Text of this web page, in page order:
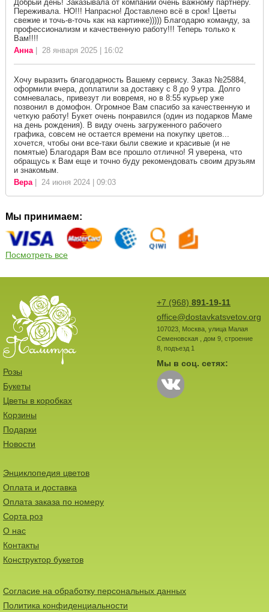
Добрый день! Заказывала от компании очень важному партнеру.
Переживала. НО!!! Напрасно! Доставлено всё в срок! Цветы
свежие и точь-в-точь как на картинке))))) Благодарю команду, за
профессионализм и качественную работу!!! Теперь только к
Вам!!!!
Анна| 28 января 2025 | 16:02
Хочу выразить благодарность Вашему сервису. Заказ №25884,
оформили вчера, доплатили за доставку с 8 до 9 утра. Долго
сомневалась, привезут ли вовремя, но в 8:55 курьер уже
позвонил в домофон. Огромное Вам спасибо за качественную и
четкую работу! Букет очень понравился (один из подарков Маме
на день рождения). В виду очень загруженного рабочего
графика, совсем не остается времени на покупку цветов...
хочется, чтобы они все-таки были свежие и красивые (и не
помятые) Благодаря Вам все прошло отлично! Я уверена, что
обращусь к Вам еще и точно буду рекомендовать своим друзьям
и знакомым.
Вера| 24 июня 2024 | 09:03
Мы принимаем:
Посмотреть все
+7 (968) 891-19-11
office@dostavkatsvetov.org
107023, Москва, улица Малая
Семеновская , дом 9, строение
8, подъезд 1
Мы в соц. сетях:
Розы
Букеты
Цветы в коробках
Корзины
Подарки
Новости
Энциклопедия цветов
Оплата и доставка
Оплата заказа по номеру
Сорта роз
О нас
Контакты
Конструктор букетов
Согласие на обработку персональных данных
Политика конфиденциальности